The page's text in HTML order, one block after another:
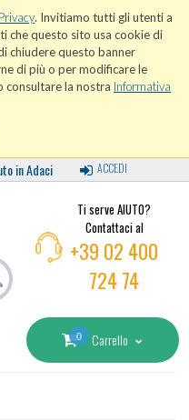
. Invitiamo tutti gli utenti a
che questo sito usa cookie di
chiudere questo banner
di più o per modificare le
consultare la nostra Informativa
in Adaci ACCEDI
Ti serve AIUTO?
Contattaci al
+39 02 400
724 74
0 Carrello